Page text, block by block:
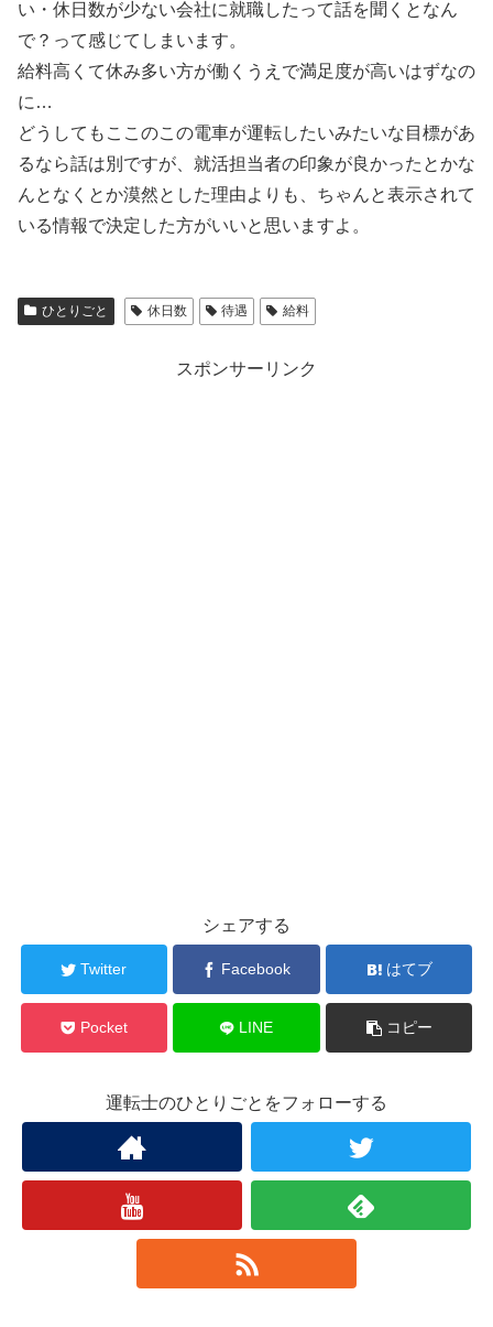
い・休日数が少ない会社に就職したって話を聞くとなん
で？って感じてしまいます。
給料高くて休み多い方が働くうえで満足度が高いはずなの
に…
どうしてもここのこの電車が運転したいみたいな目標があ
るなら話は別ですが、就活担当者の印象が良かったとかな
んとなくとか漠然とした理由よりも、ちゃんと表示されて
いる情報で決定した方がいいと思いますよ。
ひとりごと 休日数 待遇 給料
スポンサーリンク
シェアする
Twitter Facebook はてブ
Pocket LINE コピー
運転士のひとりごとをフォローする